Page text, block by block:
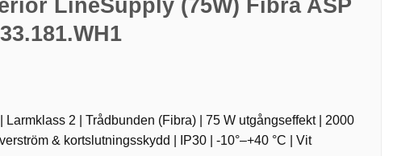
LineSupply (75W) Fibra ASP
Larmklass 2 | Trådbunden (Fibra) | 75 W utgångseffekt | 2000
& kortslutningsskydd | IP30 | -10°–+40 °C | Vit